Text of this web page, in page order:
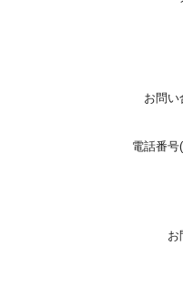
お問い
電話番号
お